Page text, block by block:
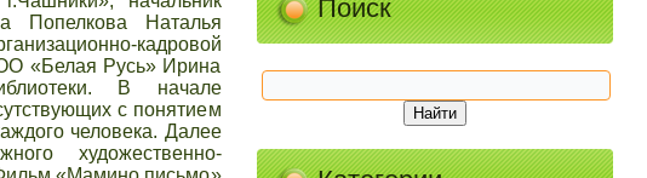
Попелкова Наталья
кадровой
«Белая Русь» Ирина
В начале
с понятием
человека. Далее
художественно-
Поиск